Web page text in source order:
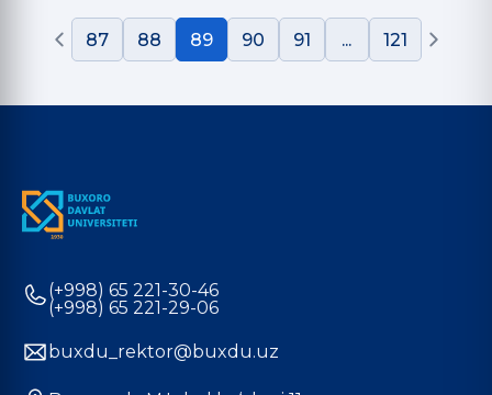
87 88 89 90 91 ... 121
(+998) 65 221-30-46
(+998) 65 221-29-06
buxdu_rektor@buxdu.uz